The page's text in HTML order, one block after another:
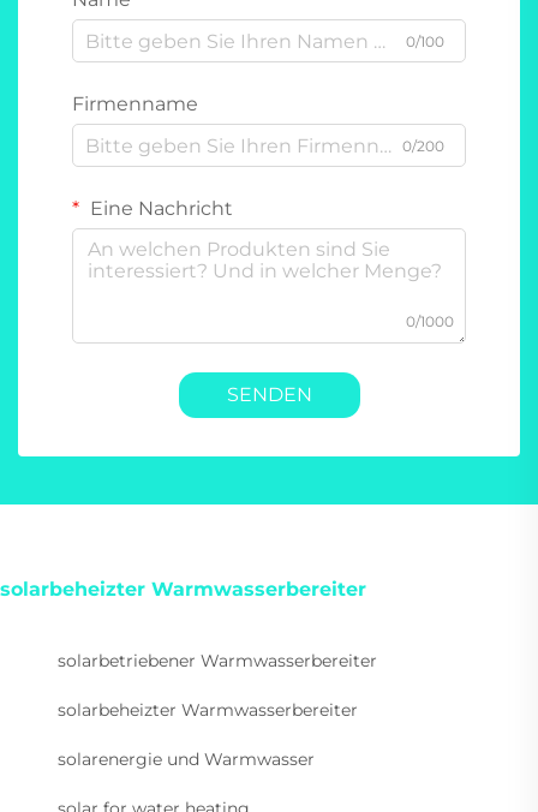
0/100
Firmenname
0/200
Eine Nachricht
0/1000
SENDEN
solarbeheizter Warmwasserbereiter
solarbetriebener Warmwasserbereiter
solarbeheizter Warmwasserbereiter
solarenergie und Warmwasser